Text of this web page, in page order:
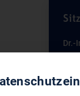
Dr.-
D-